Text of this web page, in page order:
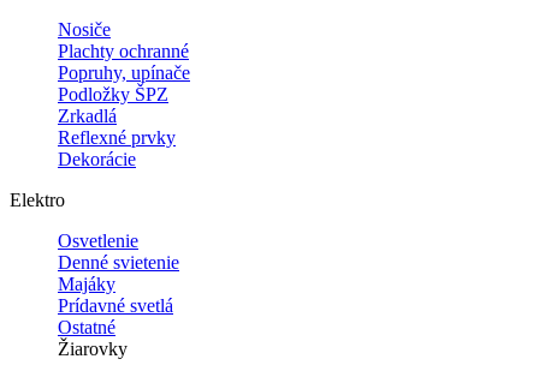
Nosiče
Plachty ochranné
Popruhy, upínače
Podložky ŠPZ
Zrkadlá
Reflexné prvky
Dekorácie
Elektro
Osvetlenie
Denné svietenie
Majáky
Prídavné svetlá
Ostatné
Žiarovky